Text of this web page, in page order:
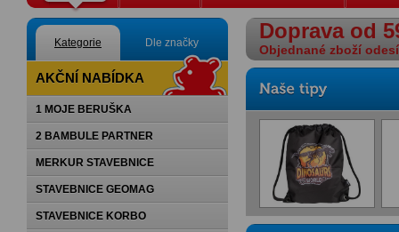
Kategorie Dle značky
AKČNÍ NABÍDKA
1 MOJE BERUŠKA
2 BAMBULE PARTNER
MERKUR STAVEBNICE
STAVEBNICE GEOMAG
STAVEBNICE KORBO
Doprava od
Objednané zboží